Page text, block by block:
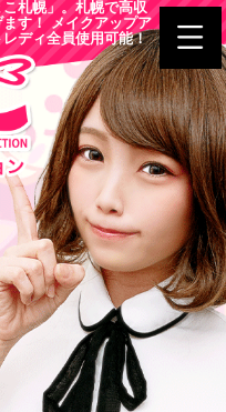
札幌」。札幌で高収
す！ メイクアップア
ディ全員使用可能！